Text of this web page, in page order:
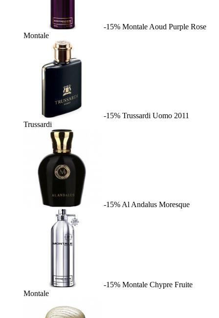
-15% Montale Aoud Purple Rose
Montale
-15% Trussardi Uomo 2011
Trussardi
-15% Al Andalus Moresque
-15% Montale Chypre Fruite
Montale